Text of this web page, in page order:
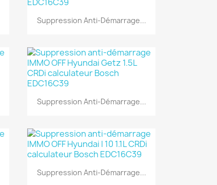
Aperçu rapide
Suppression Anti-Démarrage...
Aperçu rapide
Suppression Anti-Démarrage...
Aperçu rapide
Suppression Anti-Démarrage...